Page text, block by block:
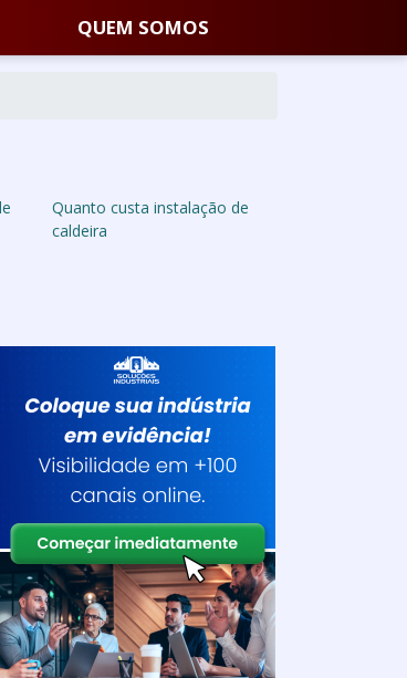
QUEM SOMOS
Quanto custa instalação de
caldeira